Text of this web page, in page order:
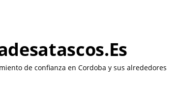
de confianza en Cordoba y sus alrededores